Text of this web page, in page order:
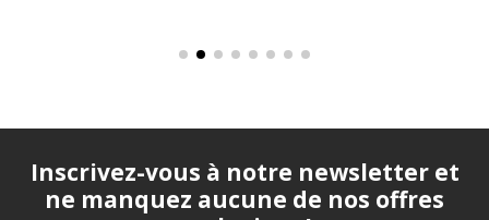
Inscrivez-vous à notre newsletter et
ne manquez aucune de nos offres